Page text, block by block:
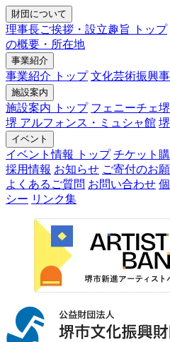
財団について
理事長ご挨拶・設立趣旨 トップ
の概要・所在地
事業紹介
事業紹介 トップ 文化芸術振興
施設案内
施設案内 トップ フェニーチェ
堺 アルフォンス・ミュシャ館
イベント
イベント情報 トップ チケット
採用情報 お知らせ ご寄付のお
よくあるご質問 お問い合わせ
シー リンク集